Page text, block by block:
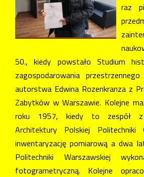
raz
50., kiedy powstało Studium
zagospodarowania
autorstwa Edwina Rozenkranza z
Zabytków w Warszawie. Kolejne
roku 1957, kiedy to zespół
Architektury Polskiej Politechniki
inwentaryzację pomiarową a dwa
Politechniki Warszawskiej
fotogrametryczną. Kolejne